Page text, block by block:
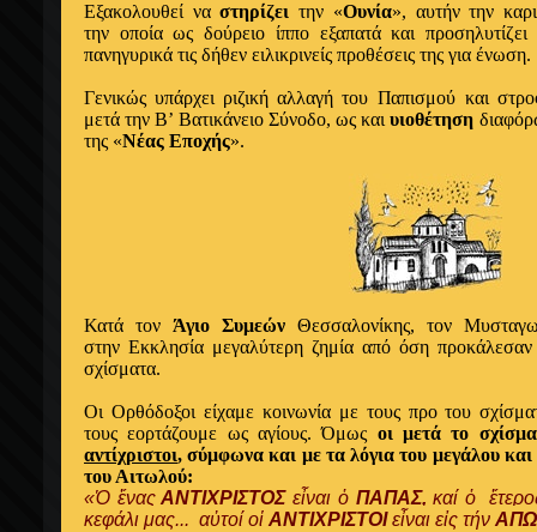
Εξακολουθεί ναστηρίζει την «Ουνία», αυτήν την
την οποία ως δούρειο ίππο εξαπατά και
πανηγυρικά τις δήθεν ειλικρινείς προθέσεις της για ένωση.
Γενικώς υπάρχει ριζική αλλαγή του Παπισμού και
μετά την Β’ Βατικάνειο Σύνοδο, ως καιυιοθέτηση
της «Νέας Εποχής».
Κατά τον Άγιο Συμεών Θεσσαλονίκης, τον
στην Εκκλησία μεγαλύτερη ζημία από όση προκάλεσαν
σχίσματα.
Οι Ορθόδοξοι είχαμε κοινωνία με τους προ του
τους εορτάζουμε ως αγίους. Όμως οι μετά το
αντίχριστοι, σύμφωνα και με τα λόγια του μεγάλου
του Αιτωλού:
«Ὁ ἕναςΑΝΤΙΧΡΙΣΤΟΣεἶναι ὁΠΑΠΑΣ, καί ὁ
κεφάλι μας... αὐτοί οἱ ΑΝΤΙΧΡΙΣΤΟΙεἶναι εἰς τήν